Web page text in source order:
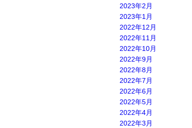
2023年2月
2023年1月
2022年12月
2022年11月
2022年10月
2022年9月
2022年8月
2022年7月
2022年6月
2022年5月
2022年4月
2022年3月